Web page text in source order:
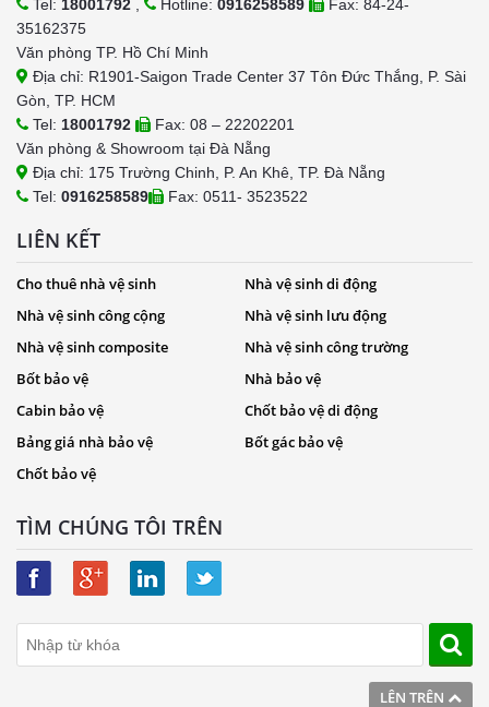
LÊN TRÊN
Tel: 18001792 Hotline: 0916258589
Fax: 84-24-
35162375
Văn phòng TP. Hồ Chí Minh
Địa chỉ: R1901-Saigon Trade Center 37 Tôn Đức Thắng, P. Sài
Gòn, TP. HCM
Tel: 18001792
Fax: 08 – 22202201
Văn phòng & Showroom tại Đà Nẵng
Địa chỉ: 175 Trường Chinh, P. An Khê, TP. Đà Nẵng
Tel: 0916258589 Fax: 0511- 3523522
LIÊN KẾT
Cho thuê nhà vệ sinh
Nhà vệ sinh di động
Nhà vệ sinh công cộng
Nhà vệ sinh lưu động
Nhà vệ sinh composite
Nhà vệ sinh công trường
Bốt bảo vệ
Nhà bảo vệ
Cabin bảo vệ
Chốt bảo vệ di động
Bảng giá nhà bảo vệ
Bốt gác bảo vệ
Chốt bảo vệ
TÌM CHÚNG TÔI TRÊN